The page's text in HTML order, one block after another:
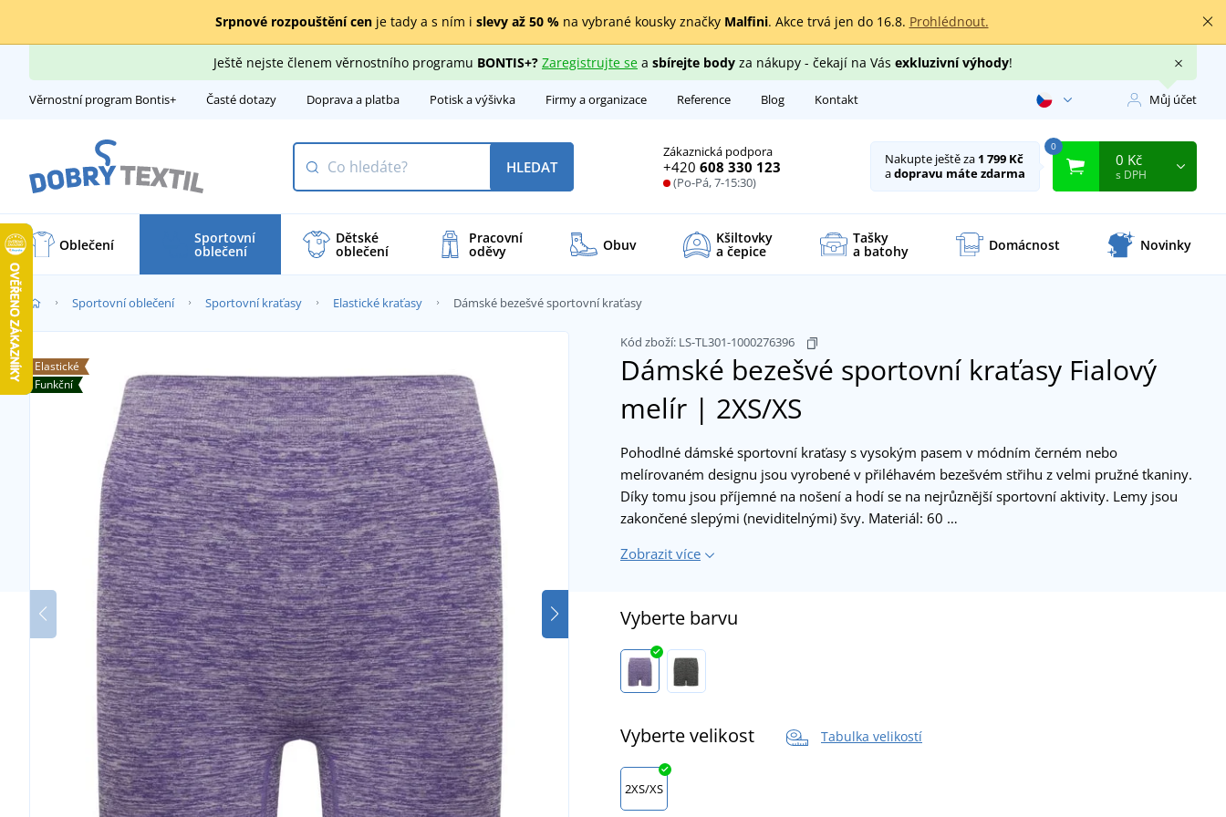
Srpnové rozpouštění cenje tady a s ním i slevy až 50 %na vybrané kousky značky Malfini. Akce trvá jen do 16.8. Prohlédnout.
Ještě nejste členem věrnostního programu BONTIS+? Zaregistrujte sea sbírejte bodyza nákupy - čekají na Vás exkluzivní výhody!
Věrnostní program Bontis+ Časté dotazy Doprava a platba Potisk a výšivka Firmy a organizace Reference Blog Kontakt Můj účet
Zákaznická podpora
+420 608 330 123
(Po-Pá, 7-15:30)
HLEDAT Nakupte ještě za 1 799 Kč
adopravu máte zdarma
0
0 Kč
s DPH
Oblečení Sportovní
oblečení
Dětské
oblečení
Pracovní
oděvy Obuv Kšiltovky
a čepice
Tašky
a batohy Domácnost Novinky
Sportovní oblečení Sportovní kraťasy Elastické kraťasy Dámské bezešvé sportovní kraťasy
Kód zboží: LS-TL301-1000276396
Dámské bezešvé sportovní kraťasy Fialový
melír | 2XS/XS
Elastické
Funkční
Pohodlné dámské sportovní kraťasy s vysokým pasem v módním černém nebo
melírovaném designu jsou vyrobené v přiléhavém bezešvém střihu z velmi pružné tkaniny.
Díky tomu jsou příjemné na nošení a hodí se na nejrůznější sportovní aktivity. Lemy jsou
zakončené slepými (neviditelnými) švy. Materiál: 60 …
Zobrazit více
Vyberte barvu
Vyberte velikost Tabulka velikostí
2XS/XS